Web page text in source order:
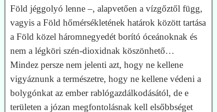
Föld jéggolyó lenne –, alapvetően a vízgőztől függ,
vagyis a Föld hőmérsékletének határok között tartása
a Föld közel háromnegyedét borító óceánoknak és
nem a légköri szén-dioxidnak köszönhető…
Mindez persze nem jelenti azt, hogy ne kellene
vigyáznunk a természetre, hogy ne kellene védeni a
bolygónkat az ember rablógazdálkodásától, de e
területen a józan megfontolásnak kell elsőbbséget